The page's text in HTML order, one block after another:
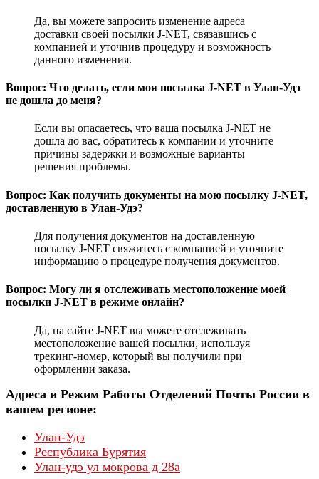
Да, вы можете запросить изменение адреса
доставки своей посылки J-NET, связавшись с
компанией и уточнив процедуру и возможность
данного изменения.
Вопрос: Что делать, если моя посылка J-NET в Улан-Удэ
не дошла до меня?
Если вы опасаетесь, что ваша посылка J-NET не
дошла до вас, обратитесь к компании и уточните
причины задержки и возможные варианты
решения проблемы.
Вопрос: Как получить документы на мою посылку J-NET,
доставленную в Улан-Удэ?
Для получения документов на доставленную
посылку J-NET свяжитесь с компанией и уточните
информацию о процедуре получения документов.
Вопрос: Могу ли я отслеживать местоположение моей
посылки J-NET в режиме онлайн?
Да, на сайте J-NET вы можете отслеживать
местоположение вашей посылки, используя
трекинг-номер, который вы получили при
оформлении заказа.
Адреса и Режим Работы Отделений Почты России в
вашем регионе:
Улан-Удэ
Республика Бурятия
Улан-удэ ул мокрова д 28а